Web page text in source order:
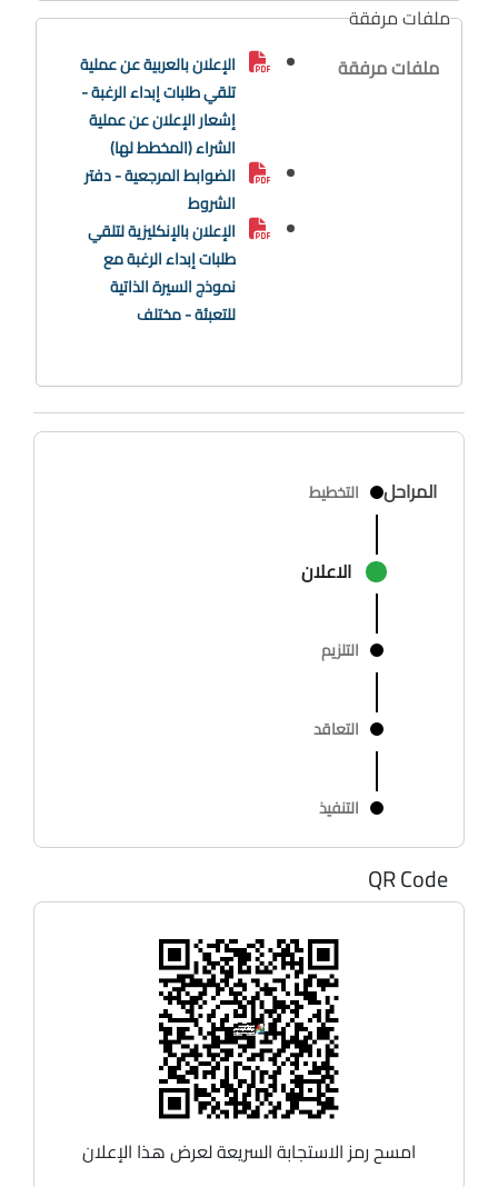
ملفات مرفقة
ملفات مرفقة
الإعلان بالعربية عن عملية
تلقي طلبات إبداء الرغبة -
إشعار الإعلان عن عملية
الشراء (المخطط لها)
الضوابط المرجعية - دفتر
الشروط
الإعلان بالإنكليزية لتلقي
طلبات إبداء الرغبة مع
نموذج السيرة الذاتية
للتعبئة - مختلف
المراحل التخطيط
الاعلان
التلزيم
التعاقد
التنفيذ
QR Code
امسح رمز الاستجابة السريعة لعرض هذا الإعلان